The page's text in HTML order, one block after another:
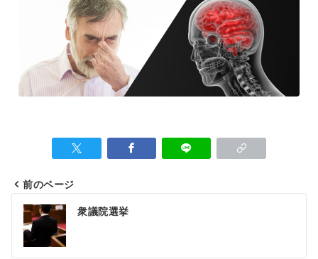
前のページ
衆議院選挙